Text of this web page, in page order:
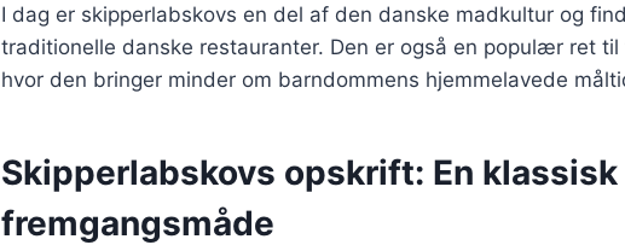
I dag er skipperlabskovs en del af den danske madkultur og
traditionelle danske restauranter. Den er også en populær ret
hvor den bringer minder om barndommens hjemmelavede
Skipperlabskovs opskrift: En klassisk
fremgangsmåde